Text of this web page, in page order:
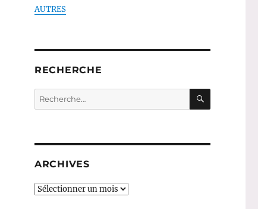
AUTRES
RECHERCHE
Recherche
pour :
ARCHIVES
ARCHIVES